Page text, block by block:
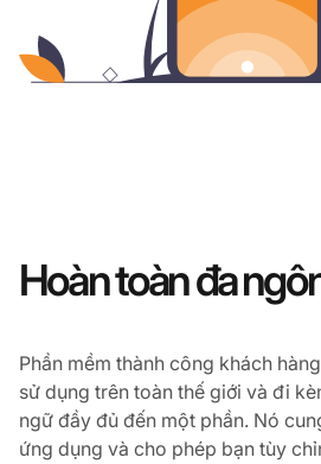
Hoàn toàn đa
Phần mềm thành công khách
sử dụng trên toàn thế giới và đi
ngữ đầy đủ đến một phần. Nó
ứng dụng và cho phép bạn tùy